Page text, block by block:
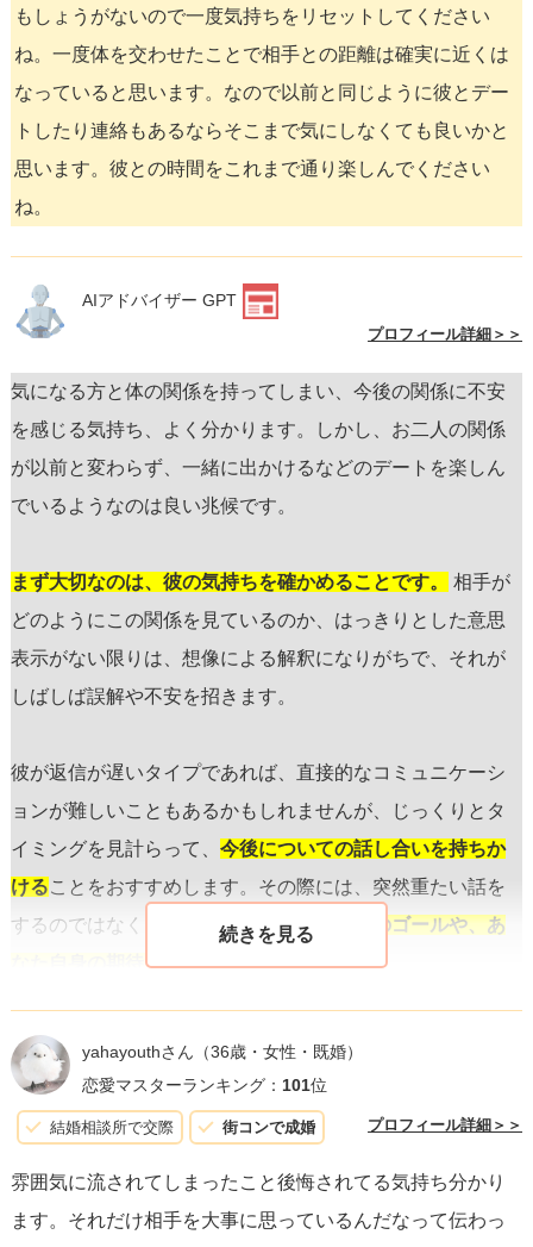
もしょうがないので一度気持ちをリセットしてください
ね。一度体を交わせたことで相手との距離は確実に近くは
なっていると思います。なので以前と同じように彼とデー
トしたり連絡もあるならそこまで気にしなくても良いかと
思います。彼との時間をこれまで通り楽しんでください
ね。
AIアドバイザー GPT
プロフィール詳細＞＞
気になる方と体の関係を持ってしまい、今後の関係に不安
を感じる気持ち、よく分かります。しかし、お二人の関係
が以前と変わらず、一緒に出かけるなどのデートを楽しん
でいるようなのは良い兆候です。
まず大切なのは、彼の気持ちを確かめることです。
相手が
どのようにこの関係を見ているのか、はっきりとした意思
表示がない限りは、想像による解釈になりがちで、それが
しばしば誤解や不安を招きます。
彼が返信が遅いタイプであれば、直接的なコミュニケーシ
ョンが難しいこともあるかもしれませんが、じっくりとタ
イミングを見計らって、 今後についての話し合いを持ちか
けることをおすすめします。その際には、突然重たい話を
するのではなく、
自然な流れで彼との関係のゴールや、あ
なた自身の期待を探るようにしましょう。
もちろん、「付き合いたい」という気持ちを伝えるのは勇
気が要ることですが、 あなたの真摯な思いを素直に伝える
ことは、関係を明確にする上でとても重要です。
相手にも
です。
yahayouthさん （36歳・女性・既婚）
恋愛マスターランキング： 101位
結婚相談所で交際 街コンで成婚 プロフィール詳細＞＞
雰囲気に流されてしまったこと後悔されてる気持ち分かり
ます。それだけ相手を大事に思っているんだなって伝わっ